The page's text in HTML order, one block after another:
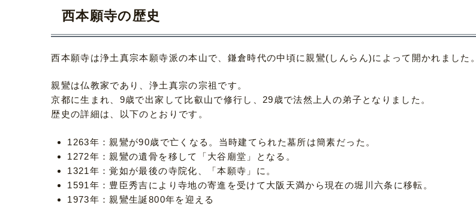
西本願寺の歴史
西本願寺は浄土真宗本願寺派の本山で、鎌倉時代の中頃に親鸞(しんらん)によって開かれました。
親鸞は仏教家であり、浄土真宗の宗祖です。
京都に生まれ、9歳で出家して比叡山で修行し、29歳で法然上人の弟子となりました。
歴史の詳細は、以下のとおりです。
1263年：親鸞が90歳で亡くなる。当時建てられた墓所は簡素だった。
1272年：親鸞の遺骨を移して「大谷廟堂」となる。
1321年：覚如が最後の寺院化、「本願寺」に。
1591年：豊臣秀吉により寺地の寄進を受けて大阪天満から現在の堀川六条に移転。
1973年：親鸞生誕800年を迎える